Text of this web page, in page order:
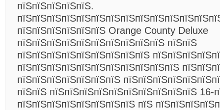
пїЅпїЅпїЅпїЅпїЅ.
пїЅпїЅпїЅпїЅпїЅпїЅ Orange County Deluxe
пїЅпїЅпїЅпїЅпїЅпїЅпїЅпїЅпїЅпїЅ пїЅпїЅ
пїЅпїЅпїЅпїЅпїЅпїЅпїЅпїЅпїЅ
пїЅпїЅпїЅпїЅпїЅпїЅпїЅпїЅпїЅпїЅпїЅ
пїЅпїЅпїЅпїЅпїЅпїЅпїЅ
пїЅпїЅ пїЅпїЅпїЅпїЅпїЅпїЅпїЅпїЅпїЅпїЅ 16-
пїЅпїЅпїЅпїЅпїЅпїЅпїЅпїЅ пїЅ